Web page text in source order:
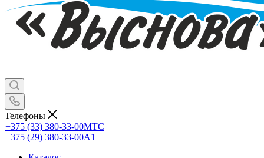
Телефоны
+375 (33) 380-33-00МТС
+375 (29) 380-33-00А1